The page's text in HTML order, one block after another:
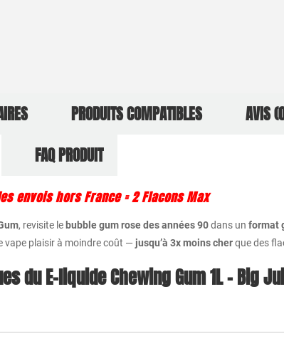
PRODUITS COMPATIBLES
AVIS
FAQ PRODUIT
envois hors France = 2 Flacons Max
, revisite le bubble gum rose des années 90dans un format
vape plaisir à moindre coût — jusqu’à 3x moins cherque des
du E-liquide Chewing Gum 1L – Big